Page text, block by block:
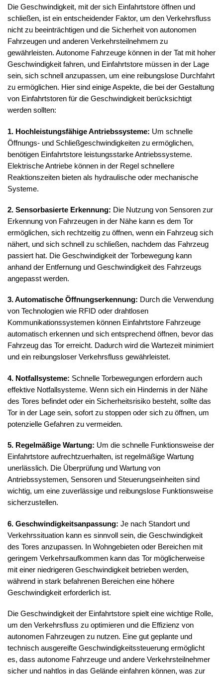
Die Geschwindigkeit, mit der sich Einfahrtstore öffnen und
schließen, ist ein entscheidender Faktor, um den Verkehrsfluss
nicht zu beeinträchtigen und die Sicherheit von autonomen
Fahrzeugen und anderen Verkehrsteilnehmern zu
gewährleisten. Autonome Fahrzeuge können in der Tat mit hoher
Geschwindigkeit fahren, und Einfahrtstore müssen in der Lage
sein, sich schnell anzupassen, um eine reibungslose Durchfahrt
zu ermöglichen. Hier sind einige Aspekte, die bei der Gestaltung
von Einfahrtstoren für die Geschwindigkeit berücksichtigt
werden sollten:
1. Hochleistungsfähige Antriebssysteme: Um schnelle
Öffnungs- und Schließgeschwindigkeiten zu ermöglichen,
benötigen Einfahrtstore leistungsstarke Antriebssysteme.
Elektrische Antriebe können in der Regel schnellere
Reaktionszeiten bieten als hydraulische oder mechanische
Systeme.
2. Sensorbasierte Erkennung: Die Nutzung von Sensoren zur
Erkennung von Fahrzeugen in der Nähe kann es dem Tor
ermöglichen, sich rechtzeitig zu öffnen, wenn ein Fahrzeug sich
nähert, und sich schnell zu schließen, nachdem das Fahrzeug
passiert hat. Die Geschwindigkeit der Torbewegung kann
anhand der Entfernung und Geschwindigkeit des Fahrzeugs
angepasst werden.
3. Automatische Öffnungserkennung: Durch die Verwendung
von Technologien wie RFID oder drahtlosen
Kommunikationssystemen können Einfahrtstore Fahrzeuge
automatisch erkennen und sich entsprechend öffnen, bevor das
Fahrzeug das Tor erreicht. Dadurch wird die Wartezeit minimiert
und ein reibungsloser Verkehrsfluss gewährleistet.
4. Notfallsysteme: Schnelle Torbewegungen erfordern auch
effektive Notfallsysteme. Wenn sich ein Hindernis in der Nähe
des Tores befindet oder ein Sicherheitsrisiko besteht, sollte das
Tor in der Lage sein, sofort zu stoppen oder sich zu öffnen, um
potenzielle Gefahren zu vermeiden.
5. Regelmäßige Wartung: Um die schnelle Funktionsweise der
Einfahrtstore aufrechtzuerhalten, ist regelmäßige Wartung
unerlässlich. Die Überprüfung und Wartung von
Antriebssystemen, Sensoren und Steuerungseinheiten sind
wichtig, um eine zuverlässige und reibungslose Funktionsweise
sicherzustellen.
6. Geschwindigkeitsanpassung: Je nach Standort und
Verkehrssituation kann es sinnvoll sein, die Geschwindigkeit
des Tores anzupassen. In Wohngebieten oder Bereichen mit
geringem Verkehrsaufkommen kann das Tor möglicherweise
mit einer niedrigeren Geschwindigkeit betrieben werden,
während in stark befahrenen Bereichen eine höhere
Geschwindigkeit erforderlich ist.
Die Geschwindigkeit der Einfahrtstore spielt eine wichtige Rolle,
um den Verkehrsfluss zu optimieren und die Effizienz von
autonomen Fahrzeugen zu nutzen. Eine gut geplante und
technisch ausgereifte Geschwindigkeitssteuerung ermöglicht
es, dass autonome Fahrzeuge und andere Verkehrsteilnehmer
sicher und nahtlos in das Gelände einfahren können, was zur